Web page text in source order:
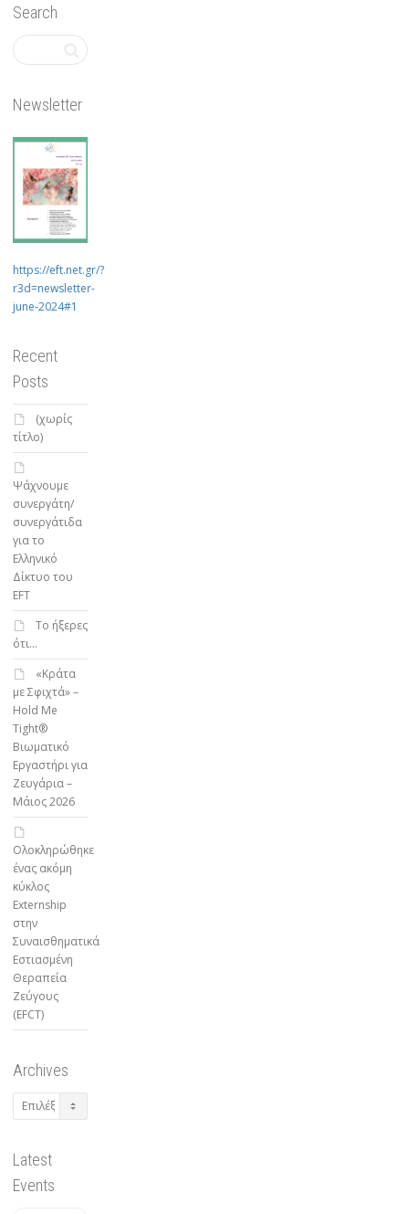
Search
Newsletter
https://eft.net.gr/?
r3d=newsletter-
june-2024#1
Recent
Posts
(χωρίς
τίτλο)
Ψάχνουμε
συνεργάτη/
συνεργάτιδα
για το
Ελληνικό
Δίκτυο του
EFT
To ήξερες
ότι…
«Κράτα
με Σφιχτά» –
Hold Me
Tight®
Βιωματικό
Εργαστήρι για
Ζευγάρια –
Μάιος 2026
Ολοκληρώθηκε
ένας ακόμη
κύκλος
Externship
στην
Συναισθηματικά
Εστιασμένη
Θεραπεία
Ζεύγους
(EFCT)
Archives
Archives
Latest
Events